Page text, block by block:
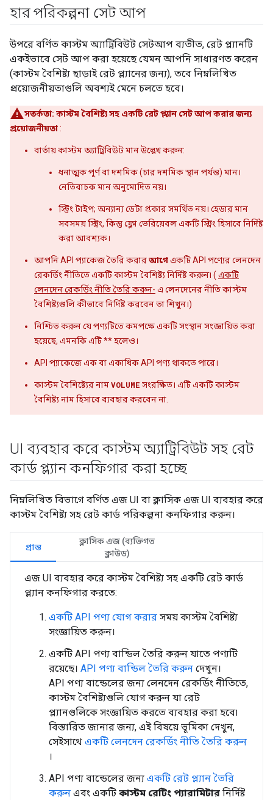
হার পরিকল্পনা সেট আপ
উপরে বর্ণিত কাস্টম অ্যাট্রিবিউট সেটআপ ব্যতীত, রেট প্ল্যানটি
একইভাবে সেট আপ করা হয়েছে যেমন আপনি সাধারণত করেন
(কাস্টম বৈশিষ্ট্য ছাড়াই রেট প্ল্যানের জন্য), তবে নিম্নলিখিত
প্রয়োজনীয়তাগুলি অবশ্যই মেনে চলতে হবে।
সতর্কতা: কাস্টম বৈশিষ্ট্য সহ একটি রেট প্ল্যান সেট আপ করার জন্য
প্রয়োজনীয়তা:
বার্তায় কাস্টম অ্যাট্রিবিউট মান উল্লেখ করুন:
ধনাত্মক পূর্ণ বা দশমিক (চার দশমিক স্থান পর্যন্ত) মান।
নেতিবাচক মান অনুমোদিত নয়।
স্ট্রিং টাইপ; অন্যান্য ডেটা প্রকার সমর্থিত নয়। হেডার মান
সবসময় স্ট্রিং, কিন্তু ফ্লো ভেরিয়েবল একটি স্ট্রিং হিসাবে নির্দিষ্ট
করা আবশ্যক।
আপনি API প্যাকেজ তৈরি করারআগেএকটি API পণ্যের লেনদেন
রেকর্ডিং নীতিতে একটি কাস্টম বৈশিষ্ট্য নির্দিষ্ট করুন৷ ( একটি
লেনদেন রেকর্ডিং নীতি তৈরি করুন- এ লেনদেনের নীতি কাস্টম
বৈশিষ্ট্যগুলি কীভাবে নির্দিষ্ট করবেন তা শিখুন।)
নিশ্চিত করুন যে পণ্যটিতে কমপক্ষে একটি সংস্থান সংজ্ঞায়িত করা
হয়েছে, এমনকি এটি ** হলেও।
API প্যাকেজে এক বা একাধিক API পণ্য থাকতে পারে।
কাস্টম বৈশিষ্ট্যের নামVOLUME সংরক্ষিত। এটি একটি কাস্টম
বৈশিষ্ট্য নাম হিসাবে ব্যবহার করবেন না.
UI ব্যবহার করে কাস্টম অ্যাট্রিবিউট সহ রেট
কার্ড প্ল্যান কনফিগার করা হচ্ছে
নিম্নলিখিত বিভাগে বর্ণিত এজ UI বা ক্লাসিক এজ UI ব্যবহার করে
কাস্টম বৈশিষ্ট্য সহ রেট কার্ড পরিকল্পনা কনফিগার করুন।
প্রান্ত
ক্লাসিক এজ (ব্যক্তিগত
ক্লাউড)
এজ UI ব্যবহার করে কাস্টম বৈশিষ্ট্য সহ একটি রেট কার্ড
প্ল্যান কনফিগার করতে:
একটি API পণ্য যোগ করার সময় কাস্টম বৈশিষ্ট্য
সংজ্ঞায়িত করুন।
একটি API পণ্য বান্ডিল তৈরি করুন যাতে পণ্যটি
রয়েছে। API পণ্য বান্ডিল তৈরি করুন দেখুন।
API পণ্য বান্ডেলের জন্য লেনদেন রেকর্ডিং নীতিতে,
কাস্টম বৈশিষ্ট্যগুলি যোগ করুন যা রেট
প্ল্যানগুলিকে সংজ্ঞায়িত করতে ব্যবহার করা হবে৷
বিস্তারিত জানার জন্য, এই বিষয়ে ভূমিকা দেখুন,
সেইসাথে একটি লেনদেন রেকর্ডিং নীতি তৈরি করুন
।
API পণ্য বান্ডেলের জন্য একটি রেট প্ল্যান তৈরি
করুন এবং একটি কাস্টম রেটিং প্যারামিটার নির্দিষ্ট